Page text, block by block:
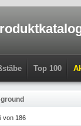
Top 100
von 186